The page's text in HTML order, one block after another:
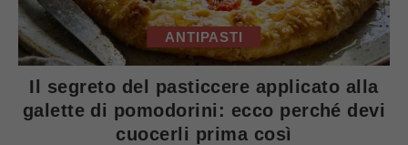
ANTIPASTI
Il segreto del pasticcere applicato alla
galette di pomodorini: ecco perché devi
cuocerli prima così